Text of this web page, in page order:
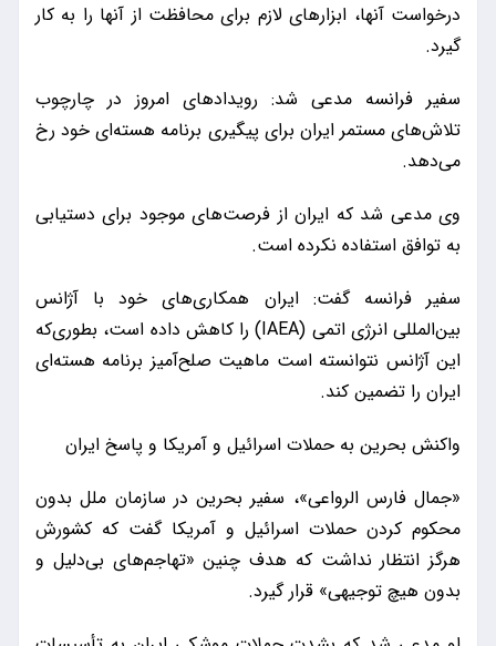
درخواست آنها، ابزارهای لازم برای محافظت از آنها را به کار
گیرد.
سفیر فرانسه مدعی شد: رویدادهای امروز در چارچوب
تلاش‌های مستمر ایران برای پیگیری برنامه هسته‌ای خود رخ
می‌دهد.
وی مدعی شد که ایران از فرصت‌های موجود برای دستیابی
به توافق استفاده نکرده است.
سفیر فرانسه گفت: ایران همکاری‌های خود با آژانس
بین‌المللی انرژی اتمی (IAEA) را کاهش داده است، بطوری‌که
این آژانس نتوانسته است ماهیت صلح‌آمیز برنامه هسته‌ای
ایران را تضمین کند.
واکنش بحرین به حملات اسرائیل و آمریکا و پاسخ ایران
«جمال فارس الرواعی»، سفیر بحرین در سازمان ملل بدون
محکوم کردن حملات اسرائیل و آمریکا گفت که کشورش
هرگز انتظار نداشت که هدف چنین «تهاجم‌های بی‌دلیل و
بدون هیچ توجیهی» قرار گیرد.